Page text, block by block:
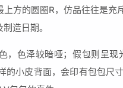
上方的圆圈R，仿品往往是
造日期。
，色泽较暗哑；假包则呈
的小皮背面，会印有包包